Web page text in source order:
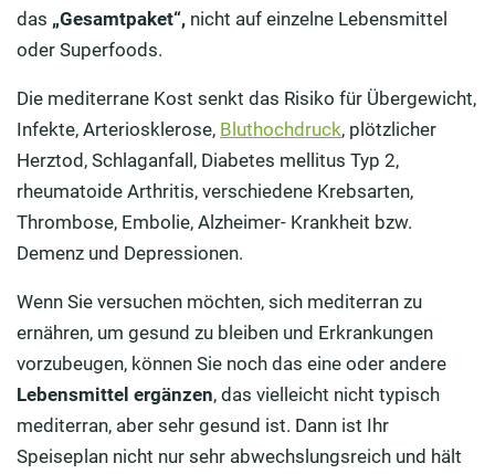
das „Gesamtpaket“, nicht auf einzelne Lebensmittel
oder Superfoods.
Die mediterrane Kost senkt das Risiko für Übergewicht,
Infekte, Arteriosklerose, Bluthochdruck, plötzlicher
Herztod, Schlaganfall, Diabetes mellitus Typ 2,
rheumatoide Arthritis, verschiedene Krebsarten,
Thrombose, Embolie, Alzheimer- Krankheit bzw.
Demenz und Depressionen.
Wenn Sie versuchen möchten, sich mediterran zu
ernähren, um gesund zu bleiben und Erkrankungen
vorzubeugen, können Sie noch das eine oder andere
Lebensmittel ergänzen, das vielleicht nicht typisch
mediterran, aber sehr gesund ist. Dann ist Ihr
Speiseplan nicht nur sehr abwechslungsreich und hält